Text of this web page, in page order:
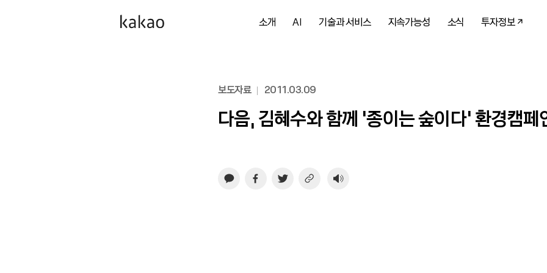
소개 AI 기술과 서비스 지속가능성 소식 투자정보
보도자료 2011.03.09
다음, 김혜수와 함께 ‘종이는 숲이다’ 환경캠페